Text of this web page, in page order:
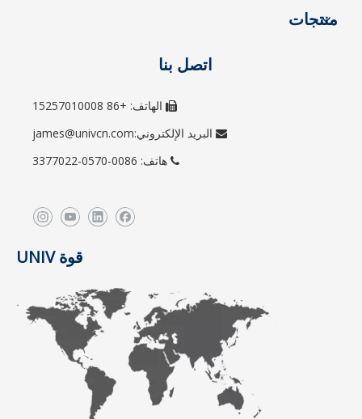
منتجات
اتصل بنا
 الهاتف: +86 15257010008
 البريد الإلكتروني:james@univcn.com
 هاتف: 0086-0570-3377022
قوة UNIV